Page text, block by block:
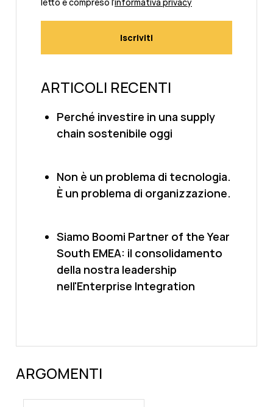
ARTICOLI RECENTI
Perché investire in una supply
chain sostenibile oggi
Non è un problema di tecnologia.
È un problema di organizzazione.
Siamo Boomi Partner of the Year
South EMEA: il consolidamento
della nostra leadership
nell'Enterprise Integration
ARGOMENTI